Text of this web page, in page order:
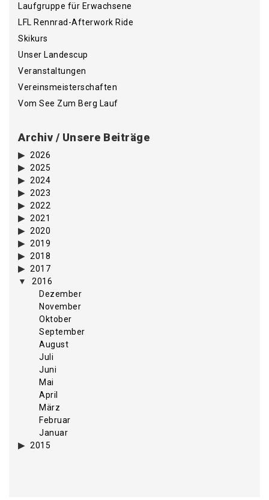
Laufgruppe für Erwachsene
LFL Rennrad-Afterwork Ride
Skikurs
Unser Landescup
Veranstaltungen
Vereinsmeisterschaften
Vom See Zum Berg Lauf
Archiv / Unsere Beiträge
2026
2025
2024
2023
2022
2021
2020
2019
2018
2017
2016
Dezember
November
Oktober
September
August
Juli
Juni
Mai
April
März
Februar
Januar
2015